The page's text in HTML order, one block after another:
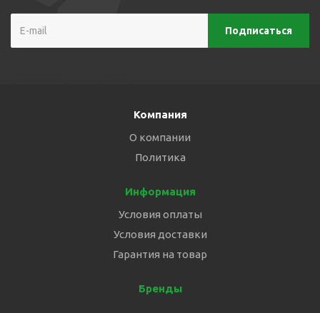
Компания
О компании
Политика
Информация
Условия оплаты
Условия доставки
Гарантия на товар
Бренды